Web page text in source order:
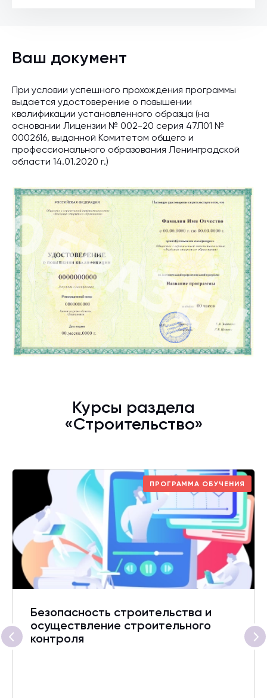
Ваш документ
При условии успешного прохождения программы
выдается удостоверение о повышении
квалификации установленного образца (на
основании Лицензии № 002-20 серия 47Л01 №
0002616, выданной Комитетом общего и
профессионального образования Ленинградской
области 14.01.2020 г.)
Курсы раздела
«Строительство»
ПРОГРАММА ОБУЧЕНИЯ
Безопасность строительства и
осуществление строительного
контроля